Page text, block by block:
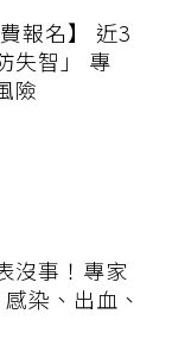
報名】 近3
失智」 專
險
沒事！專家
染、出血、